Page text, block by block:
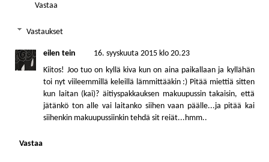
Vastaa
Vastaukset
eilen tein
16. syyskuuta 2015 klo 20.23
Kiitos! Joo tuo on kyllä kiva kun on aina paikallaan ja kyllähän
toi nyt viileemmillä keleillä lämmittääkin :) Pitää miettiä sitten
kun laitan (kai)? äitiyspakkauksen makuupussin takaisin, että
jätänkö ton alle vai laitanko siihen vaan päälle...ja pitää kai
siihenkin makuupussiinkin tehdä sit reiät...hmm..
Vastaa